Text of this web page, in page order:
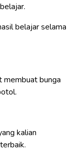
belajar selama
membuat bunga
kalian